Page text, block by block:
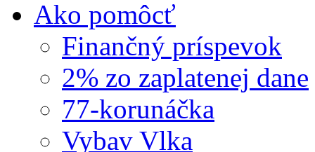
Ako pomôcť
Finančný príspevok
2% zo zaplatenej dane
77-korunáčka
Vybav Vlka